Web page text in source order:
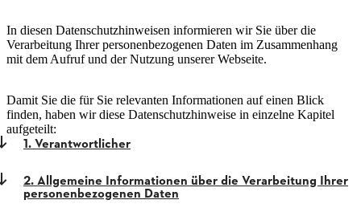
In diesen Datenschutzhinweisen informieren wir Sie über die
Verarbeitung Ihrer personenbezogenen Daten im Zusammenhang
mit dem Aufruf und der Nutzung unserer Webseite.
Damit Sie die für Sie relevanten Informationen auf einen Blick
finden, haben wir diese Datenschutzhinweise in einzelne Kapitel
aufgeteilt:
1. Verantwortlicher
2. Allgemeine Informationen über die Verarbeitung Ihrer
personenbezogenen Daten